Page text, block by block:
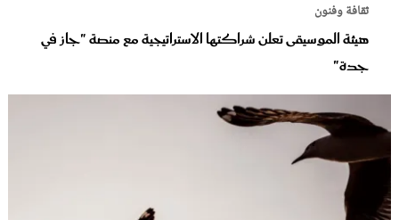
ثقافة وفنون
هيئة الموسيقى تعلن شراكتها الاستراتيجية مع منصة "جاز في
جدة"